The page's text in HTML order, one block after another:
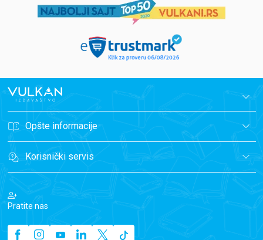
Opšte informacije
Korisnički servis
Pratite nas